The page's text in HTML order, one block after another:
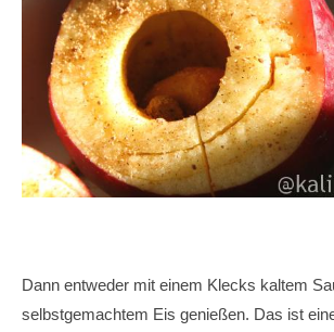
Dann entweder mit einem Klecks kaltem
selbstgemachtem Eis genießen. Das ist